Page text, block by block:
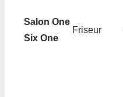
Salon One
Six One
Friseur